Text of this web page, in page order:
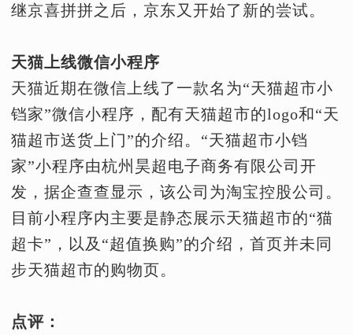
继京喜拼拼之后，京东又开始了新的尝试。
天猫上线微信小程序
天猫近期在微信上线了一款名为“天猫超市小
铛家”微信小程序，配有天猫超市的logo和“天
猫超市送货上门”的介绍。“天猫超市小铛
家”小程序由杭州昊超电子商务有限公司开
发，据企查查显示，该公司为淘宝控股公司。
目前小程序内主要是静态展示天猫超市的“猫
超卡”，以及“超值换购”的介绍，首页并未同
步天猫超市的购物页。
点评：